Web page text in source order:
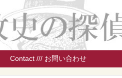
Contact /// お問い合わせ